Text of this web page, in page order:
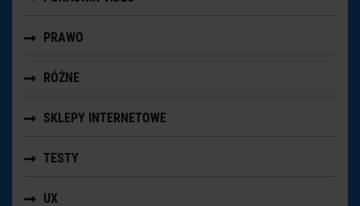
PRAWO
RÓŻNE
SKLEPY INTERNETOWE
TESTY
UX